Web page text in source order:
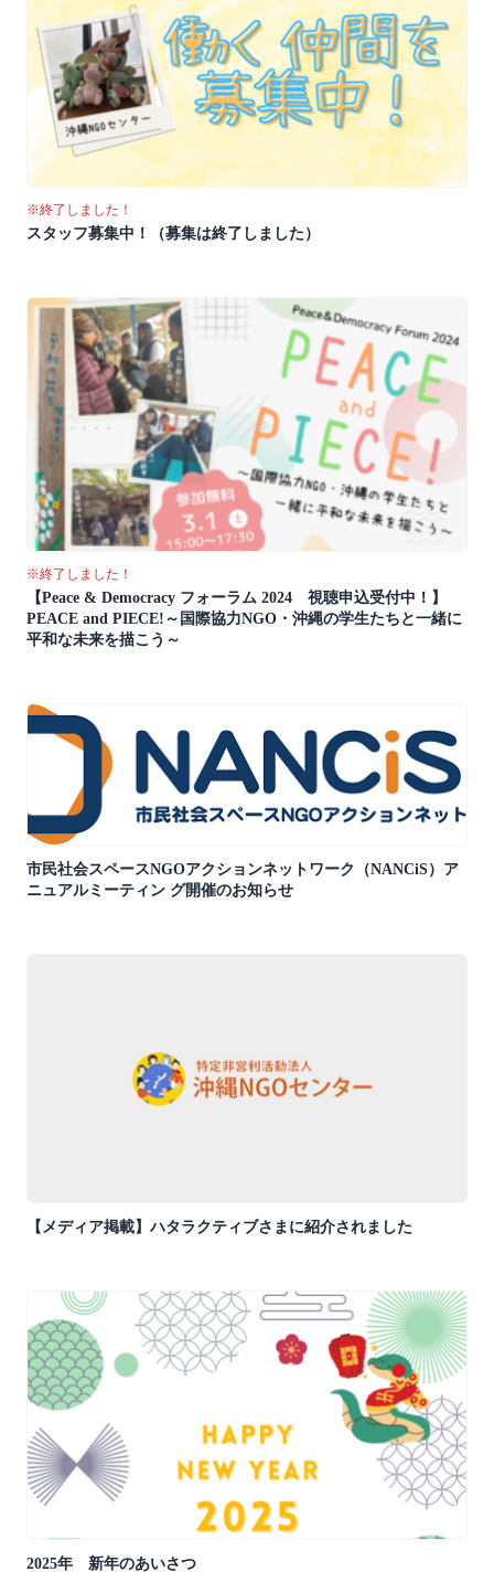
※終了しました！
スタッフ募集中！（募集は終了しました）
※終了しました！
【Peace & Democracy フォーラム 2024 視聴申込受付中！】
PEACE and PIECE!～国際協力NGO・沖縄の学生たちと一緒に
平和な未来を描こう～
市民社会スペースNGOアクションネットワーク（NANCiS）ア
ニュアルミーティン グ開催のお知らせ
【メディア掲載】ハタラクティブさまに紹介されました
2025年 新年のあいさつ